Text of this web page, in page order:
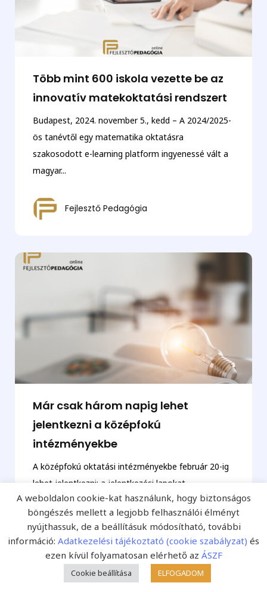
Több mint 600 iskola vezette be az
innovatív matekoktatási rendszert
Budapest, 2024. november 5., kedd – A 2024/2025-
ös tanévtől egy matematika oktatásra
szakosodott e-learning platform ingyenessé vált a
magyar...
Fejlesztő Pedagógia
Már csak három napig lehet
jelentkezni a középfokú
intézményekbe
A középfokú oktatási intézményekbe február 20-ig
lehet jelentkezni; a jelentkezési lapokat
elektronikusan kell kitölteni – közölte az Oktatási
Hivatal...
Fejlesztő Pedagógia
A weboldalon cookie-kat használunk, hogy biztonságos
böngészés mellett a legjobb felhasználói élményt
nyújthassuk, de a beállításuk módosítható, további
információ: Adatkezelési tájékoztató (cookie szabályzat) és
ezen kívül folyamatosan elérhető az ÁSZF
Cookie beállítása ELFOGADOM